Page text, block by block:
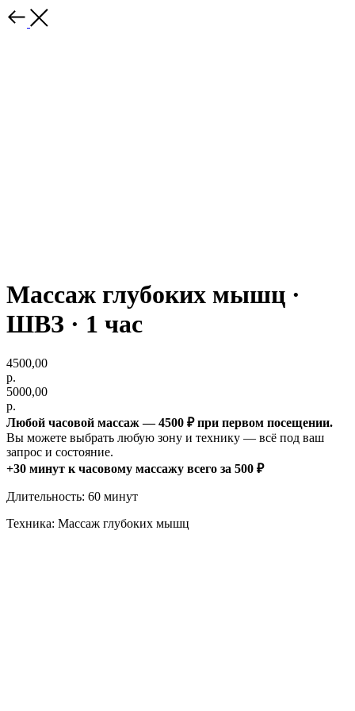
Массаж глубоких мышц ·
ШВЗ · 1 час
4500,00
р.
5000,00
р.
Любой часовой массаж — 4500 ₽ при первом посещении.
Вы можете выбрать любую зону и технику — всё под ваш
запрос и состояние.
+30 минут к часовому массажу всего за 500 ₽
Длительность: 60 минут
Техника: Массаж глубоких мышц